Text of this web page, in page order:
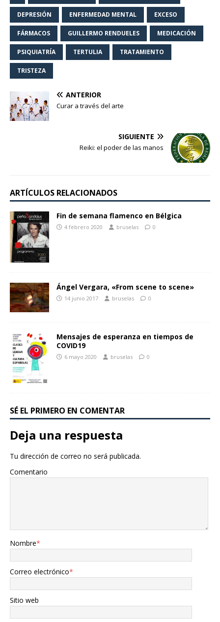
DEPRESIÓN ENFERMEDAD MENTAL EXCESO
FÁRMACOS GUILLERMO RENDUELES MEDICACIÓN
PSIQUIATRÍA TERTULIA TRATAMIENTO
TRISTEZA
ANTERIOR
Curar a través del arte
SIGUIENTE
Reiki: el poder de las manos
ARTÍCULOS RELACIONADOS
Fin de semana flamenco en Bélgica
4 febrero 2020 bruselas 0
Ángel Vergara, «From scene to scene»
14 junio 2017 bruselas 0
Mensajes de esperanza en tiempos de
COVID19
6 mayo 2020 bruselas 0
SÉ EL PRIMERO EN COMENTAR
Deja una respuesta
Tu dirección de correo no será publicada.
Comentario
Nombre*
Correo electrónico*
Sitio web